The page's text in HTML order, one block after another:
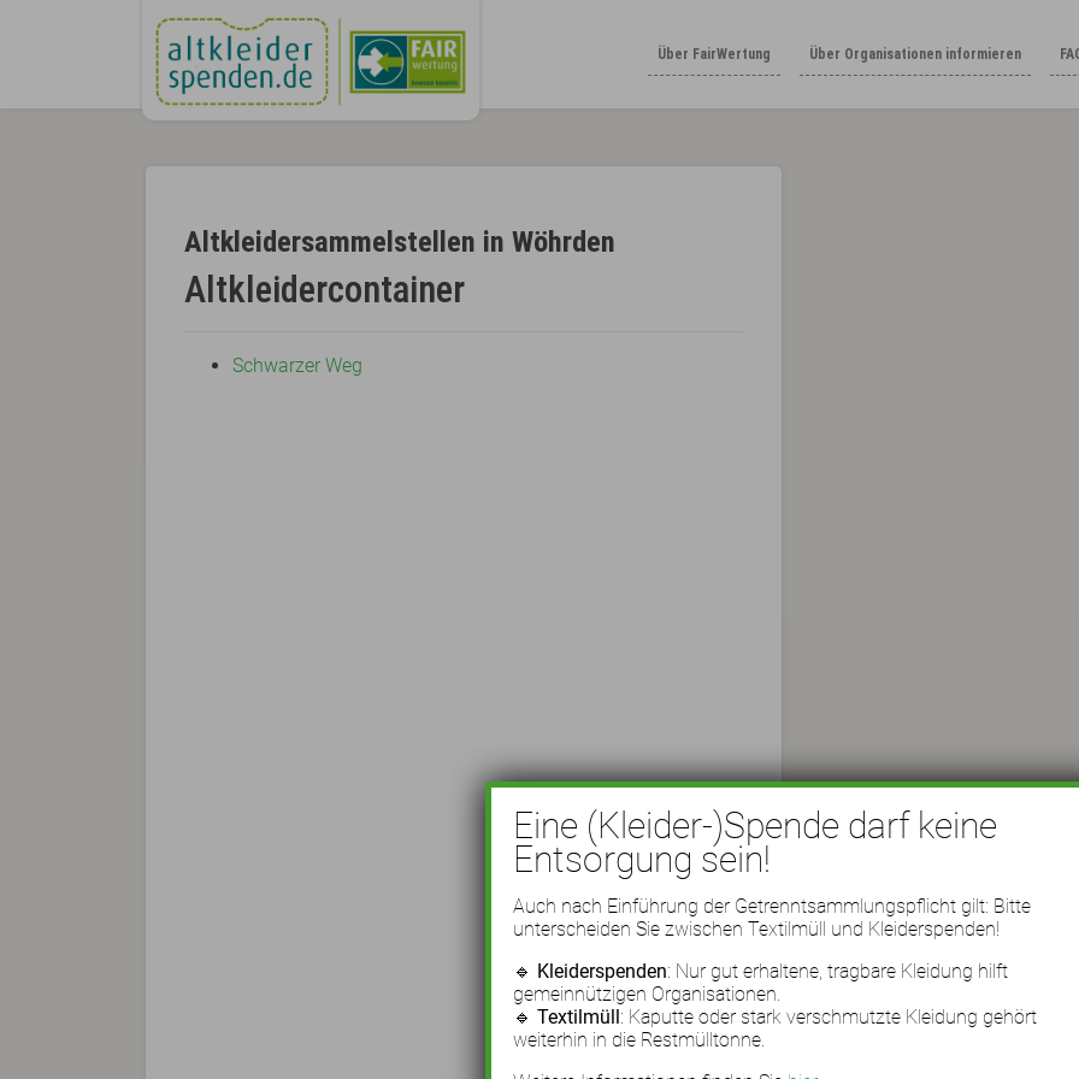
Über FairWertung Über Organisationen informieren
Altkleidersammelstellen in Wöhrden
Altkleidercontainer
Schwarzer Weg
Eine (Kleider-)Spende darf keine
Entsorgung sein!
Auch nach Einführung der Getrenntsammlungspflicht gilt: Bitte
unterscheiden Sie zwischen Textilmüll und Kleiderspenden!
🔹 Kleiderspenden: Nur gut erhaltene, tragbare Kleidung hilft
gemeinnützigen Organisationen.
🔹Textilmüll: Kaputte oder stark verschmutzte Kleidung gehört
weiterhin in die Restmülltonne.